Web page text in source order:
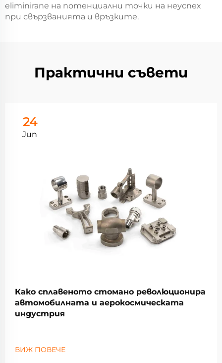
eliminirane на потенциални точки на неуспех
при свързванията и връзките.
Практични съвети
24
Jun
Како сплавеното стомано революционира
автомобилната и аерокосмическата
индустрия
ВИЖ ПОВЕЧЕ